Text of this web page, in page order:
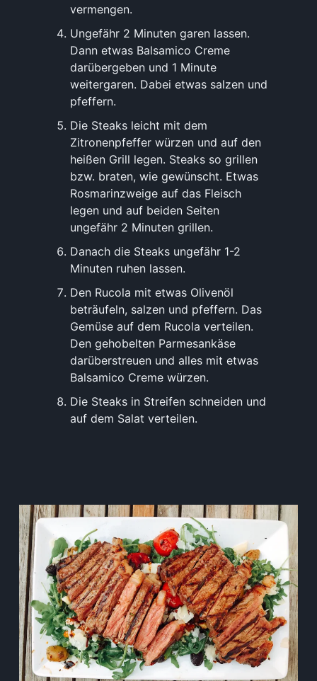
vermengen.
Ungefähr 2 Minuten garen lassen.
Dann etwas Balsamico Creme
darübergeben und 1 Minute
weitergaren. Dabei etwas salzen und
pfeffern.
Die Steaks leicht mit dem
Zitronenpfeffer würzen und auf den
heißen Grill legen. Steaks so grillen
bzw. braten, wie gewünscht. Etwas
Rosmarinzweige auf das Fleisch
legen und auf beiden Seiten
ungefähr 2 Minuten grillen.
Danach die Steaks ungefähr 1-2
Minuten ruhen lassen.
Den Rucola mit etwas Olivenöl
beträufeln, salzen und pfeffern. Das
Gemüse auf dem Rucola verteilen.
Den gehobelten Parmesankäse
darüberstreuen und alles mit etwas
Balsamico Creme würzen.
Die Steaks in Streifen schneiden und
auf dem Salat verteilen.